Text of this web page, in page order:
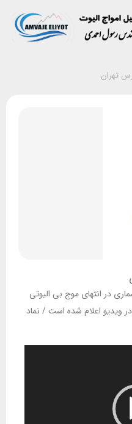
تهران
در انتهای موج بی الیوتی
ویدیو اعلام شده است / نماد